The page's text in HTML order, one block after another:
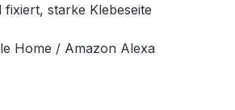
starke Klebeseite
Home / Amazon Alexa